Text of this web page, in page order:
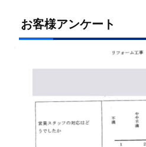
お客様アンケート